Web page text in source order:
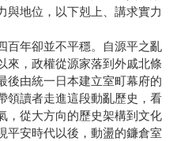
與地位，以下剋上、講求實力
百年卻並不平穩。自源平之亂
來，政權從源家落到外戚北條
後由統一日本建立室町幕府的
領讀者走進這段動亂歷史，看
，從大方向的歷史架構到文化
平安時代以後，動盪的鐮倉室